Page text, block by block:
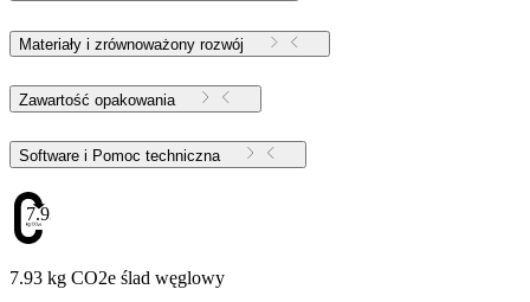
Materiały i zrównoważony rozwój
Zawartość opakowania
Software i Pomoc techniczna
7.93
7.93 kg CO2e ślad węglowy